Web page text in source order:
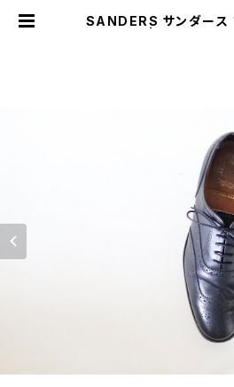
SANDERS サンダース